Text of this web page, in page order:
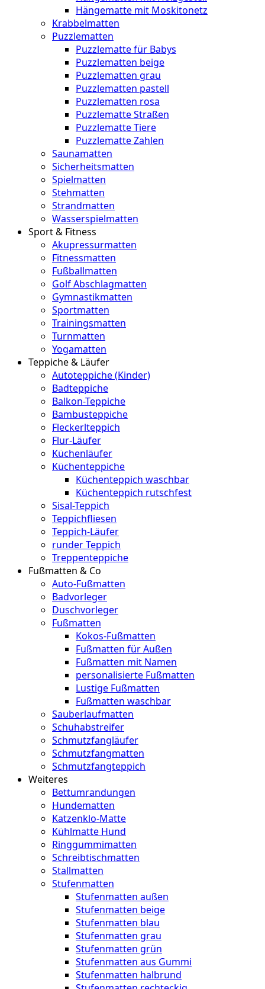
Hängematte mit Moskitonetz
Krabbelmatten
Puzzlematten
Puzzlematte für Babys
Puzzlematten beige
Puzzlematten grau
Puzzlematten pastell
Puzzlematten rosa
Puzzlematte Straßen
Puzzlematte Tiere
Puzzlematte Zahlen
Saunamatten
Sicherheitsmatten
Spielmatten
Stehmatten
Strandmatten
Wasserspielmatten
Sport & Fitness
Akupressurmatten
Fitnessmatten
Fußballmatten
Golf Abschlagmatten
Gymnastikmatten
Sportmatten
Trainingsmatten
Turnmatten
Yogamatten
Teppiche & Läufer
Autoteppiche (Kinder)
Badteppiche
Balkon-Teppiche
Bambusteppiche
Fleckerlteppich
Flur-Läufer
Küchenläufer
Küchenteppiche
Küchenteppich waschbar
Küchenteppich rutschfest
Sisal-Teppich
Teppichfliesen
Teppich-Läufer
runder Teppich
Treppenteppiche
Fußmatten & Co
Auto-Fußmatten
Badvorleger
Duschvorleger
Fußmatten
Kokos-Fußmatten
Fußmatten für Außen
Fußmatten mit Namen
personalisierte Fußmatten
Lustige Fußmatten
Fußmatten waschbar
Sauberlaufmatten
Schuhabstreifer
Schmutzfangläufer
Schmutzfangmatten
Schmutzfangteppich
Weiteres
Bettumrandungen
Hundematten
Katzenklo-Matte
Kühlmatte Hund
Ringgummimatten
Schreibtischmatten
Stallmatten
Stufenmatten
Stufenmatten außen
Stufenmatten beige
Stufenmatten blau
Stufenmatten grau
Stufenmatten grün
Stufenmatten aus Gummi
Stufenmatten halbrund